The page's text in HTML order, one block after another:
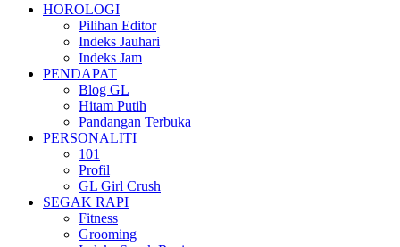
HOROLOGI
Pilihan Editor
Indeks Jauhari
Indeks Jam
PENDAPAT
Blog GL
Hitam Putih
Pandangan Terbuka
PERSONALITI
101
Profil
GL Girl Crush
SEGAK RAPI
Fitness
Grooming